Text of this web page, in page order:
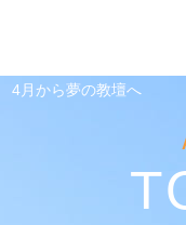
4月から夢の教壇へ